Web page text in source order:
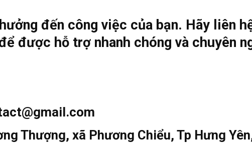
đến công việc của bạn. Hãy liên
được hỗ trợ nhanh chóng và chuyên
Thượng, xã Phương Chiểu, Tp Hưng